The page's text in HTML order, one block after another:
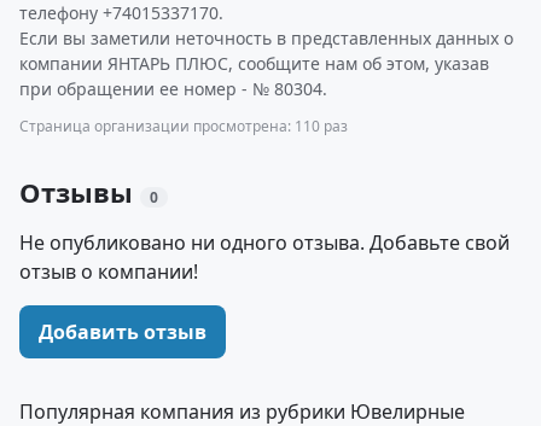
телефону +74015337170.
Если вы заметили неточность в представленных данных о
компании ЯНТАРЬ ПЛЮС, сообщите нам об этом, указав
при обращении ее номер - № 80304.
Страница организации просмотрена: 110 раз
Отзывы 0
Не опубликовано ни одного отзыва. Добавьте свой
отзыв о компании!
Добавить отзыв
Популярная компания из рубрики Ювелирные